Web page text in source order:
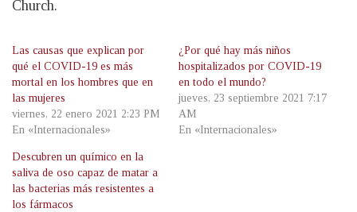
Church.
Las causas que explican por
qué el COVID-19 es más
mortal en los hombres que en
las mujeres
viernes, 22 enero 2021 2:23 PM
En «Internacionales»
¿Por qué hay más niños
hospitalizados por COVID-19
en todo el mundo?
jueves, 23 septiembre 2021 7:17
AM
En «Internacionales»
Descubren un químico en la
saliva de oso capaz de matar a
las bacterias más resistentes a
los fármacos